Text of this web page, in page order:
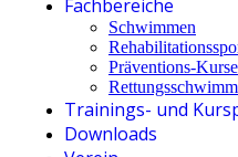
Fachbereiche
Schwimmen
Präventions-Kurse
Trainings- und
Downloads